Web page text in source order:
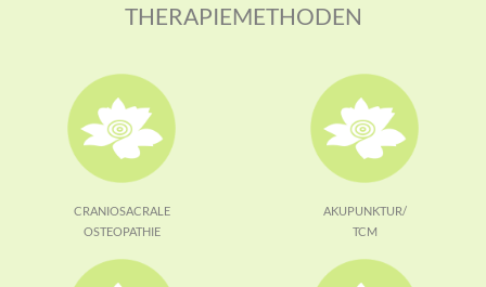
THERAPIEMETHODEN
CRANIOSACRALE
OSTEOPATHIE
AKUPUNKTUR/
TCM